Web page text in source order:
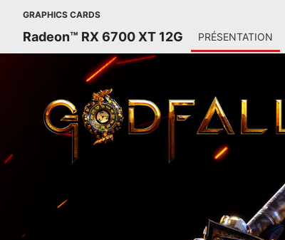
GRAPHICS CARDS
Radeon™ RX 6700 XT 12G PRÉSENTATION